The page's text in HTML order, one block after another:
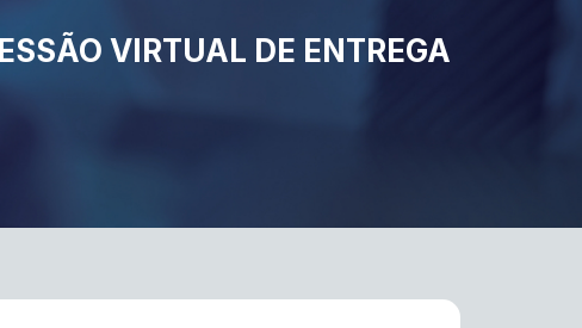
VIRTUAL DE ENTREGA